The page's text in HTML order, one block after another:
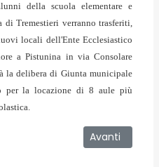
della scuola elementare e
di Tremestieri verranno trasferiti,
locali dell'Ente Ecclesiastico
a Pistunina in via Consolare
la delibera di Giunta municipale
per la locazione di 8 aule più
2009 - La notte della Cultura
Articolo
Avanti